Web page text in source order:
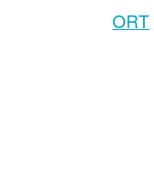
ORT